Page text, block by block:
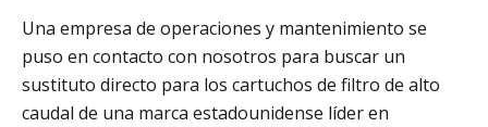
Una empresa de operaciones y mantenimiento se
puso en contacto con nosotros para buscar un
sustituto directo para los cartuchos de filtro de alto
caudal de una marca estadounidense líder en